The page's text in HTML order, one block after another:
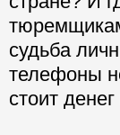
судьба
телефоны
стоит